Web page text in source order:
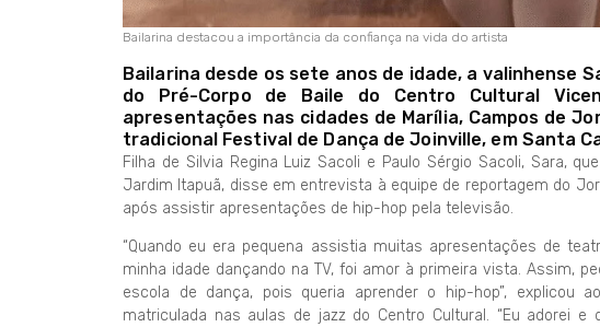
Bailarina destacou a importância da confiança na vida do artista
Bailarina desde os sete anos de idade, a valinhense
do Pré-Corpo de Baile do Centro Cultural
apresentações nas cidades de Marília, Campos de
tradicional Festival de Dança de Joinville, em Santa
Filha de Silvia Regina Luiz Sacoli e Paulo Sérgio Sacoli, Sara,
Jardim Itapuã, disse em entrevista à equipe de reportagem do
após assistir apresentações de hip-hop pela televisão.
“Quando eu era pequena assistia muitas apresentações de
minha idade dançando na TV, foi amor à primeira vista. Assim,
escola de dança, pois queria aprender o hip-hop”, explicou
matriculada nas aulas de jazz do Centro Cultural. “Eu adorei e